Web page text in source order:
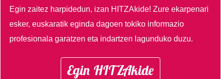
Egin zaitez harpidedun, izan HITZAkide!Zure ekarpenari
esker, euskaratik eginda dagoen tokiko informazio
profesionala garatzen eta indartzen lagunduko duzu.
Egin HITZAkide